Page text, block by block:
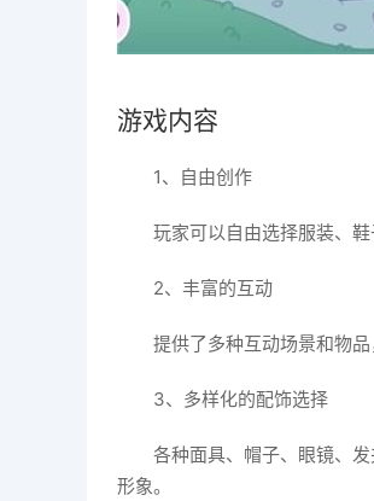
游戏内容
1、自由创作
玩家可以自由选择服装、
2、丰富的互动
提供了多种互动场景和物
3、多样化的配饰选择
各种面具、帽子、眼镜、
形象。